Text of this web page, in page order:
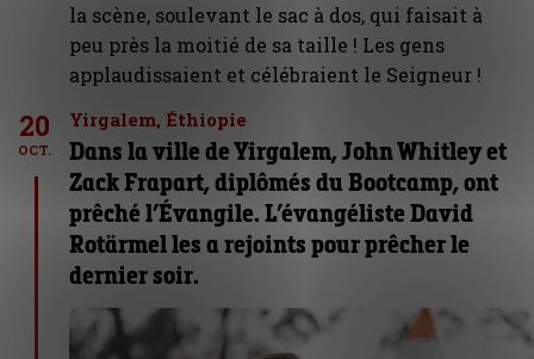
la scène, soulevant le sac à dos, qui faisait à
peu près la moitié de sa taille ! Les gens
applaudissaient et célébraient le Seigneur !
20
OCT.
Yirgalem, Éthiopie
Dans la ville de Yirgalem, John Whitley et
Zack Frapart, diplômés du Bootcamp, ont
prêché l’Évangile. L’évangéliste David
Rotärmel les a rejoints pour prêcher le
dernier soir.